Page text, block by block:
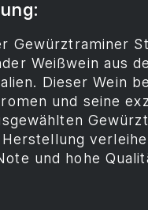
Gewürztraminer
Weißwein aus
Dieser Wein
und seine
und hohe